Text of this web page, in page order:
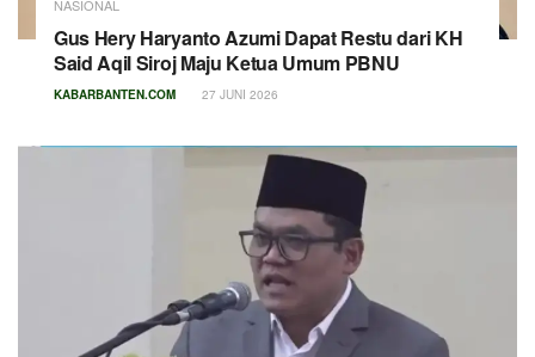
NASIONAL
Gus Hery Haryanto Azumi Dapat Restu dari KH
Said Aqil Siroj Maju Ketua Umum PBNU
KABARBANTEN.COM 27 JUNI 2026